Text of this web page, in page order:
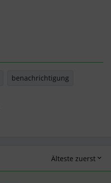
benachrichtigung
Älteste zuerst